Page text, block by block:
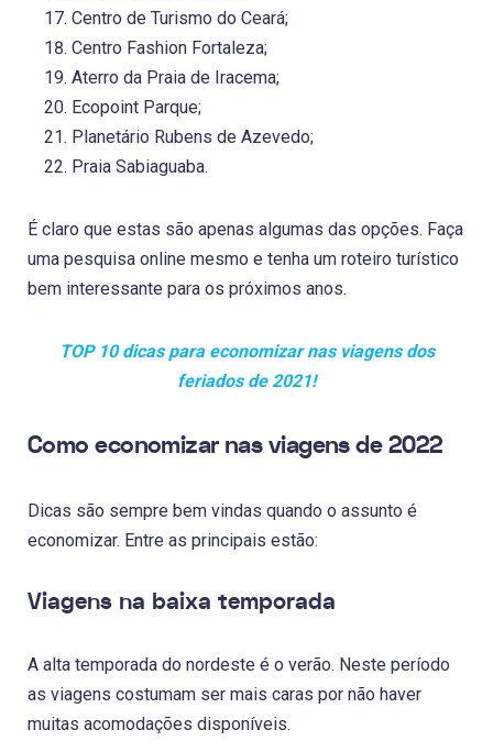
Centro de Turismo do Ceará;
Centro Fashion Fortaleza;
Aterro da Praia de Iracema;
Ecopoint Parque;
Planetário Rubens de Azevedo;
Praia Sabiaguaba.
É claro que estas são apenas algumas das opções. Faça
uma pesquisa online mesmo e tenha um roteiro turístico
bem interessante para os próximos anos.
TOP 10 dicas para economizar nas viagens dos
feriados de 2021!
Como economizar nas viagens de 2022
Dicas são sempre bem vindas quando o assunto é
economizar. Entre as principais estão:
Viagens na baixa temporada
A alta temporada do nordeste é o verão. Neste período
as viagens costumam ser mais caras por não haver
muitas acomodações disponíveis.